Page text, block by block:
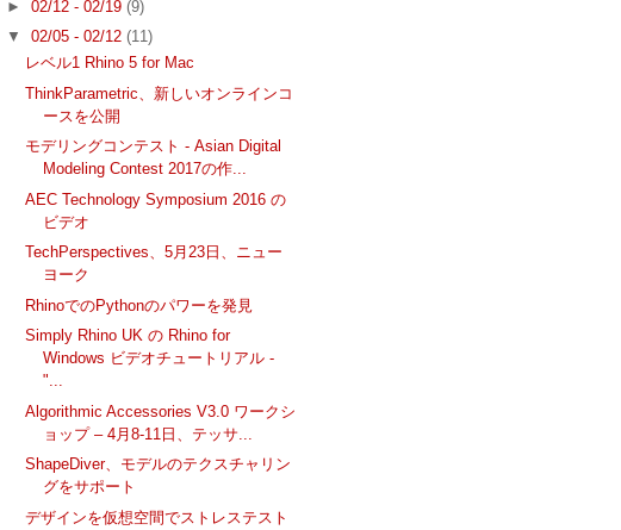
► 02/12 - 02/19 (9)
▼ 02/05 - 02/12 (11)
レベル1 Rhino 5 for Mac
ThinkParametric、新しいオンラインコ
ースを公開
モデリングコンテスト - Asian Digital
Modeling Contest 2017の作...
AEC Technology Symposium 2016 の
ビデオ
TechPerspectives、5月23日、ニュー
ヨーク
RhinoでのPythonのパワーを発見
Simply Rhino UK の Rhino for
Windows ビデオチュートリアル -
"...
Algorithmic Accessories V3.0 ワークシ
ョップ – 4月8-11日、テッサ...
ShapeDiver、モデルのテクスチャリン
グをサポート
デザインを仮想空間でストレステスト